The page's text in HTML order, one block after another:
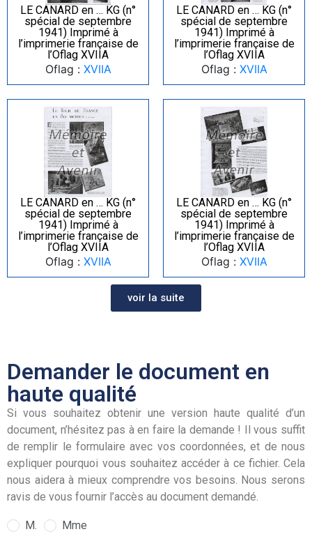
LE CANARD en … KG (n°
spécial de septembre
1941) Imprimé à
l’imprimerie française de
l’Oflag XVIIA
Oflag : XVIIA
LE CANARD en … KG (n°
spécial de septembre
1941) Imprimé à
l’imprimerie française de
l’Oflag XVIIA
Oflag : XVIIA
LE CANARD en … KG (n°
spécial de septembre
1941) Imprimé à
l’imprimerie française de
l’Oflag XVIIA
Oflag : XVIIA
LE CANARD en … KG (n°
spécial de septembre
1941) Imprimé à
l’imprimerie française de
l’Oflag XVIIA
Oflag : XVIIA
voir la suite
Demander le document en
haute qualité
Si vous souhaitez obtenir une version haute qualité d’un
document, n’hésitez pas à en faire la demande ! Il vous suffit
de remplir le formulaire avec vos coordonnées, et de nous
expliquer pourquoi vous souhaitez accéder à ce fichier. Cela
nous aidera à mieux comprendre vos besoins. Nous serons
ravis de vous fournir l’accès au document demandé.
M.
Mme